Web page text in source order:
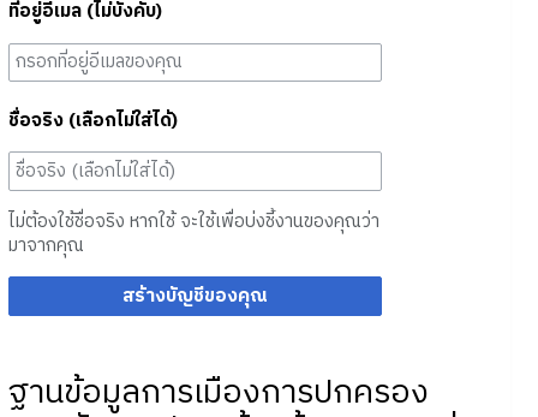
ที่อยู่อีเมล (ไม่บังคับ)
ชื่อจริง (เลือกไม่ใส่ได้)
ไม่ต้องใช้ชื่อจริง หากใช้ จะใช้เพื่อบ่งชี้งานของคุณว่า
มาจากคุณ
สร้างบัญชีของคุณ
ฐานข้อมูลการเมืองการปกครอง